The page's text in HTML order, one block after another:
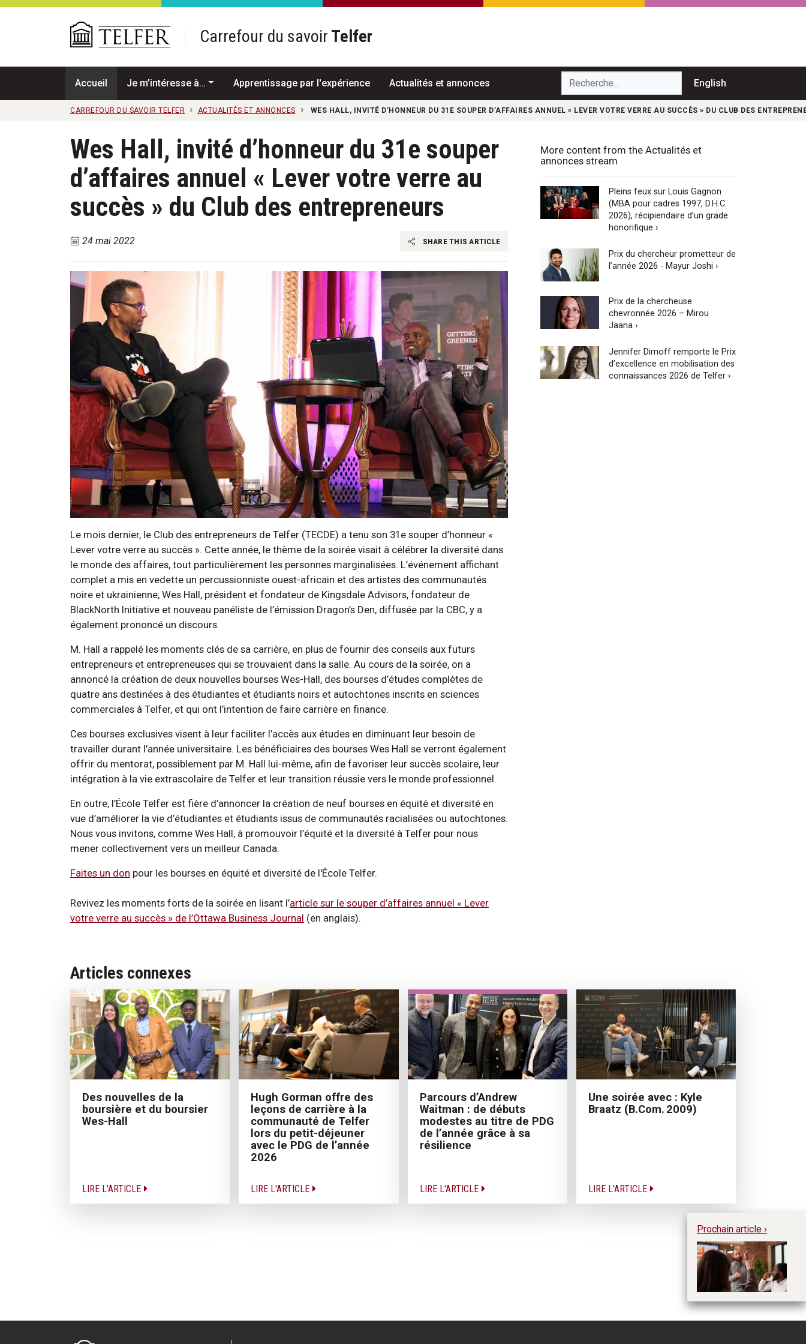
Passer au contenu principal
Carrefour du savoir Telfer
Accueil Je m’intéresse à… Apprentissage par l'expérience Actualités et annonces Recherche... English
CARREFOUR DU SAVOIR TELFER ACTUALITÉS ET ANNONCES WES HALL, INVITÉ D’HONNEUR DU 31E SOUPER D’AFFAIRES ANNUEL « LEVER VOTRE VERRE AU SUCCÈS » DU CLUB DES
Wes Hall, invité d’honneur du 31e souper
d’affaires annuel « Lever votre verre au
succès » du Club des entrepreneurs
24 mai 2022 SHARE THIS ARTICLE
Le mois dernier, le Club des entrepreneurs de Telfer (TECDE) a tenu son 31e souper d’honneur «
Lever votre verre au succès ». Cette année, le thème de la soirée visait à célébrer la diversité dans
le monde des affaires, tout particulièrement les personnes marginalisées. L’événement affichant
complet a mis en vedette un percussionniste ouest-africain et des artistes des communautés
noire et ukrainienne; Wes Hall, président et fondateur de Kingsdale Advisors, fondateur de
BlackNorth Initiative et nouveau panéliste de l’émission Dragon’s Den, diffusée par la CBC, y a
également prononcé un discours.
M. Hall a rappelé les moments clés de sa carrière, en plus de fournir des conseils aux futurs
entrepreneurs et entrepreneuses qui se trouvaient dans la salle. Au cours de la soirée, on a
annoncé la création de deux nouvelles bourses Wes-Hall, des bourses d’études complètes de
quatre ans destinées à des étudiantes et étudiants noirs et autochtones inscrits en sciences
commerciales à Telfer, et qui ont l’intention de faire carrière en finance.
Ces bourses exclusives visent à leur faciliter l’accès aux études en diminuant leur besoin de
travailler durant l’année universitaire. Les bénéficiaires des bourses Wes Hall se verront également
offrir du mentorat, possiblement par M. Hall lui-même, afin de favoriser leur succès scolaire, leur
intégration à la vie extrascolaire de Telfer et leur transition réussie vers le monde professionnel.
En outre, l’École Telfer est fière d’annoncer la création de neuf bourses en équité et diversité en
vue d’améliorer la vie d’étudiantes et étudiants issus de communautés racialisées ou autochtones.
Nous vous invitons, comme Wes Hall, à promouvoir l’équité et la diversité à Telfer pour nous
mener collectivement vers un meilleur Canada.
Faites un don pour les bourses en équité et diversité de l'École Telfer.
Revivez les moments forts de la soirée en lisant l’article sur le souper d’affaires annuel « Lever
votre verre au succès » de l’Ottawa Business Journal (en anglais).
More content from the Actualités et
annonces stream
Pleins feux sur Louis Gagnon
(MBA pour cadres 1997, D.H.C.
2026), récipiendaire d’un grade
honorifique ›
Prix du chercheur prometteur de
l’année 2026 - Mayur Joshi ›
Prix de la chercheuse
chevronnée 2026 – Mirou
Jaana ›
Jennifer Dimoff remporte le Prix
d’excellence en mobilisation des
connaissances 2026 de Telfer ›
Articles connexes
Des nouvelles de la
boursière et du boursier
Wes-Hall
LIRE L'ARTICLE
Hugh Gorman offre des
leçons de carrière à la
communauté de Telfer
lors du petit-déjeuner
avec le PDG de l’année
2026
LIRE L'ARTICLE
Parcours d’Andrew
Waitman : de débuts
modestes au titre de PDG
de l’année grâce à sa
résilience
LIRE L'ARTICLE
Une soirée avec : Kyle
Braatz (B.Com. 2009)
LIRE L'ARTICLE
Prochain article ›